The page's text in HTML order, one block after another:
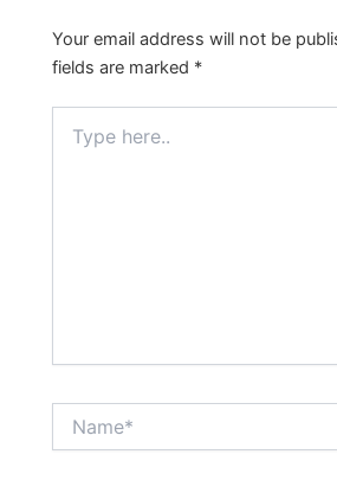
Your email address will not be
fields are marked *
here..